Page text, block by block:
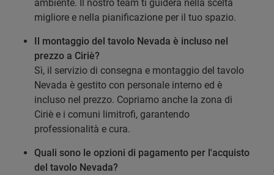
ambiente. Il nostro team ti guiderà nella scelta
migliore e nella pianificazione per il tuo spazio.
Il montaggio del tavolo Nevada è incluso nel
prezzo a Ciriè?
Sì, il servizio di consegna e montaggio del tavolo
Nevada è gestito con personale interno ed è
incluso nel prezzo. Copriamo anche la zona di
Ciriè e i comuni limitrofi, garantendo
professionalità e cura.
Quali sono le opzioni di pagamento per l'acquisto
del tavolo Nevada?